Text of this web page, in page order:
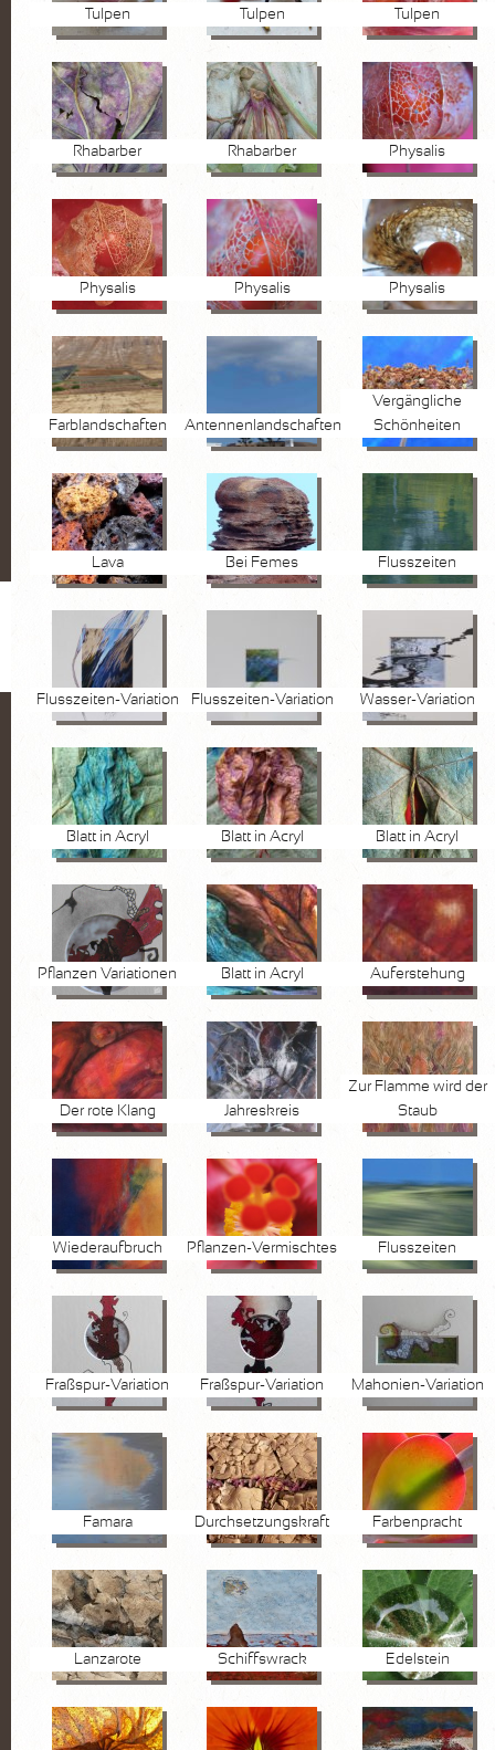
Tulpen Tulpen Tulpen
Rhabarber Rhabarber Physalis
Physalis Physalis Physalis
Farblandschaften Antennenlandschaften
Vergängliche
Schönheiten
Lava Bei Femes Flusszeiten
Flusszeiten-Variation Flusszeiten-Variation Wasser-Variation
Blatt in Acryl Blatt in Acryl Blatt in Acryl
Pflanzen Variationen Blatt in Acryl Auferstehung
Der rote Klang Jahreskreis
Zur Flamme wird der
Staub
Wiederaufbruch Pflanzen-Vermischtes Flusszeiten
Fraßspur-Variation Fraßspur-Variation Mahonien-Variation
Famara Durchsetzungskraft Farbenpracht
Lanzarote Schiffswrack Edelstein